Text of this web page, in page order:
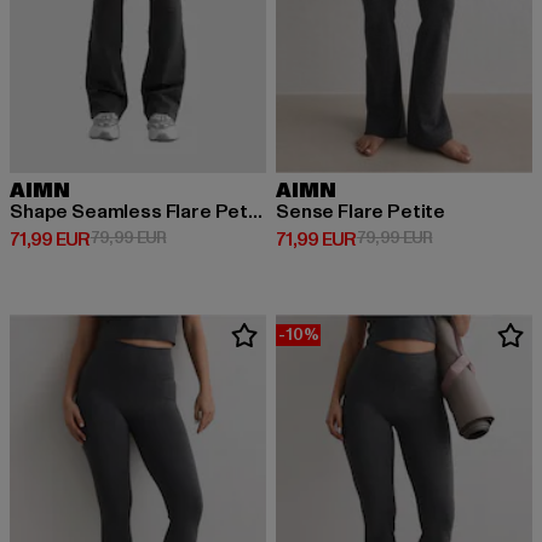
AIMN
Shape Seamless Flare Petite
71,99 EUR
Derzeitiger Preis: 71,99 EUR
79,99 EURAktionspreis: 79,99 EUR
AIMN
Sense Flare Petite
71,99 EUR
Derzeitiger Preis: 71,99 EUR
79,99 EURAktionspreis:
-10%